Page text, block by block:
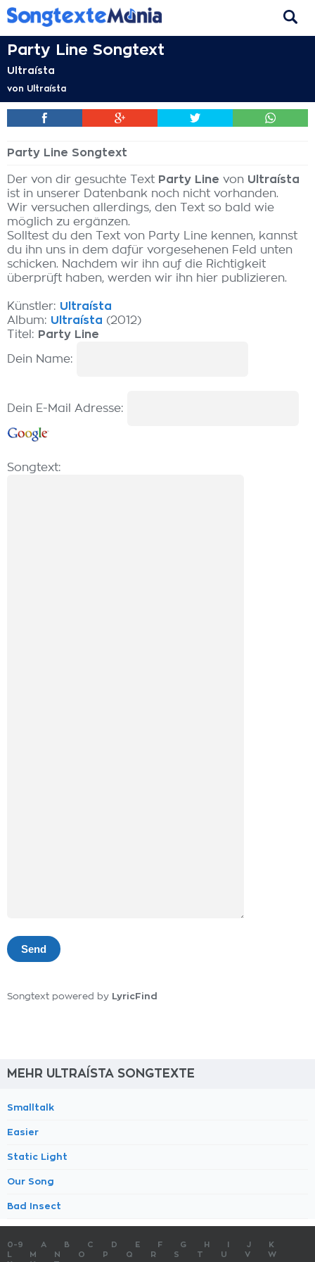
Party Line Songtext
Ultraísta
von Ultraísta
Party Line Songtext
Der von dir gesuchte Text Party Line von Ultraísta
ist in unserer Datenbank noch nicht vorhanden.
Wir versuchen allerdings, den Text so bald wie
möglich zu ergänzen.
Solltest du den Text von Party Line kennen, kannst
du ihn uns in dem dafür vorgesehenen Feld unten
schicken. Nachdem wir ihn auf die Richtigkeit
überprüft haben, werden wir ihn hier publizieren.
Künstler: Ultraísta
Album: Ultraísta (2012)
Titel: Party Line
Dein Name:
Dein E-Mail Adresse:
Songtext:
Songtext powered by LyricFind
MEHR ULTRAÍSTA SONGTEXTE
Smalltalk
Easier
Static Light
Our Song
Bad Insect
0-9 A B C D E F G H J
K
M N O P Q R S T U V
W